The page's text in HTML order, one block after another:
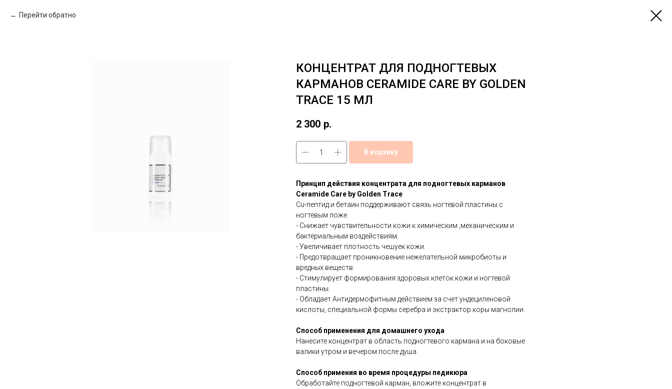
Перейти обратно
КОНЦЕНТРАТ ДЛЯ ПОДНОГТЕВЫХ
КАРМАНОВ CERAMIDE CARE BY GOLDEN
TRACE 15 МЛ
2 300 р.
В корзину
Принцип действия концентрата для подногтевых карманов
Ceramide Care by Golden Trace
Сu-пептид и бетаин поддерживают связь ногтевой пластины с
ногтевым ложе.
- Снижает чувствительности кожи к химическим ,механическим и
бактериальным воздействиям.
- Увеличивает плотность чешуек кожи.
- Предотвращает проникновение нежелательной микробиоты и
вредных веществ.
- Стимулирует формирования здоровых клеток кожи и ногтевой
пластины.
- Обладает Антидермофитным действием за счет ундециленовой
кислоты, специальной формы серебра и экстрактор коры магнолии.
Способ применения для домашнего ухода
Нанесите концентрат в область подногтевого кармана и на боковые
валики утром и вечером после душа.
Способ примения во время процедуры педикюра
Обработайте подногтевой карман, вложите концентрат в